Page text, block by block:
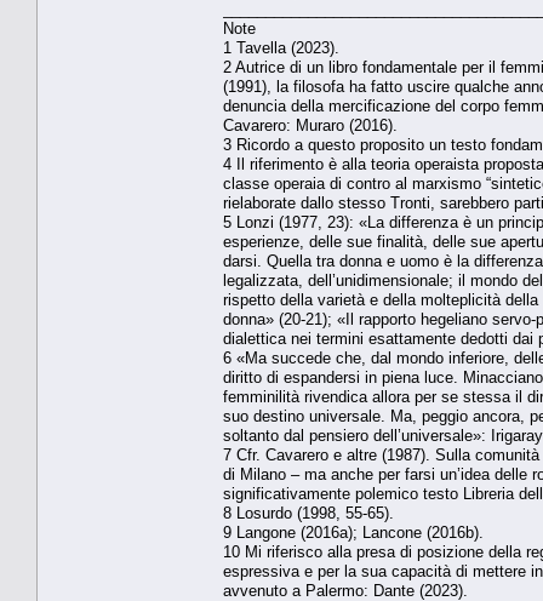
Note
1 Tavella (2023).
2 Autrice di un libro fondamentale per il
(1991), la filosofa ha fatto uscire qualche
denuncia della mercificazione del corpo
Cavarero: Muraro (2016).
3 Ricordo a questo proposito un testo
4 Il riferimento è alla teoria operaista
classe operaia di contro al marxismo
rielaborate dallo stesso Tronti, sarebbero
5 Lonzi (1977, 23): «La differenza è un
esperienze, delle sue finalità, delle sue
darsi. Quella tra donna e uomo è la
legalizzata, dell’unidimensionale; il mondo
rispetto della varietà e della molteplicità
donna» (20-21); «Il rapporto hegeliano
dialettica nei termini esattamente dedotti dai
6 «Ma succede che, dal mondo inferiore,
diritto di espandersi in piena luce.
femminilità rivendica allora per se stessa il
suo destino universale. Ma, peggio ancora,
soltanto dal pensiero dell’universale»:
7 Cfr. Cavarero e altre (1987). Sulla
di Milano – ma anche per farsi un’idea
significativamente polemico testo Libreria
8 Losurdo (1998, 55-65).
9 Langone (2016a); Lancone (2016b).
10 Mi riferisco alla presa di posizione della
espressiva e per la sua capacità di mettere
avvenuto a Palermo: Dante (2023).